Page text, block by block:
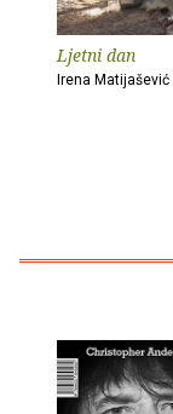
Ljetni dan
Irena Matijašević